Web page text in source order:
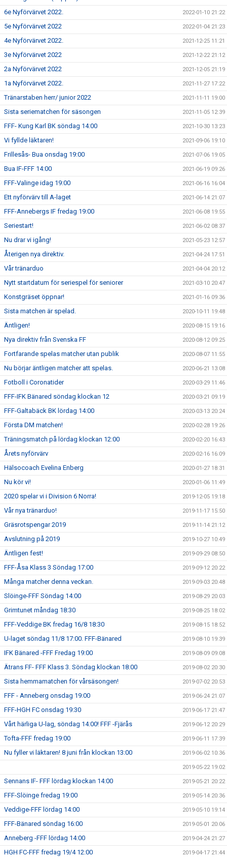
6e Nyförvärvet 2022. 2022-01-10 21:22
5e Nyförvärvet 2022 2022-01-04 21:23
4e Nyförvärvet 2022. 2021-12-25 11:21
3e Nyförvärvet 2022 2021-12-22 21:12
2a Nyförvärvet 2022 2021-12-05 21:19
1a Nyförvärvet 2022. 2021-11-27 17:22
Tränarstaben herr/ junior 2022 2021-11-11 19:00
Sista seriematchen för säsongen 2021-11-05 12:39
FFF- Kung Karl BK söndag 14:00 2021-10-30 13:23
Vi fyllde läktaren! 2021-09-06 19:10
Frillesås- Bua onsdag 19:00 2021-07-06 19:05
Bua IF-FFF 14:00 2021-06-19 09:26
FFF-Valinge idag 19:00 2021-06-16 16:04
Ett nyförvärv till A-laget 2021-06-14 21:07
FFF-Annebergs IF fredag 19:00 2021-06-08 19:55
Seriestart! 2021-06-02 08:37
Nu drar vi igång! 2021-05-23 12:57
Återigen nya direktiv. 2021-04-24 17:51
Vår tränarduo 2021-04-04 20:12
Nytt startdatum för seriespel för seniorer 2021-03-10 20:47
Konstgräset öppnar! 2021-01-16 09:36
Sista matchen är spelad. 2020-10-11 19:48
Äntligen! 2020-08-15 19:16
Nya direktiv från Svenska FF 2020-08-12 09:25
Fortfarande spelas matcher utan publik 2020-08-07 11:55
Nu börjar äntligen matcher att spelas. 2020-06-21 13:08
Fotboll i Coronatider 2020-03-29 11:46
FFF-IFK Bänared söndag klockan 12 2020-03-21 09:19
FFF-Galtabäck BK lördag 14:00 2020-03-13 20:24
Första DM matchen! 2020-02-28 19:26
Träningsmatch på lördag klockan 12:00 2020-02-20 16:43
Årets nyförvärv 2020-02-16 16:09
Hälsocoach Evelina Enberg 2020-01-27 18:31
Nu kör vi! 2020-01-06 11:49
2020 spelar vi i Division 6 Norra! 2019-12-05 19:18
Vår nya tränarduo! 2019-11-17 15:50
Gräsrotspengar 2019 2019-11-14 21:12
Avslutning på 2019 2019-10-27 10:49
Äntligen fest! 2019-09-29 08:50
FFF-Åsa Klass 3 Söndag 17:00 2019-09-12 20:22
Många matcher denna veckan. 2019-09-03 20:48
Slöinge-FFF Söndag 14:00 2019-08-29 20:03
Grimtunet måndag 18:30 2019-08-25 18:02
FFF-Veddige BK fredag 16/8 18:30 2019-08-15 18:52
U-laget söndag 11/8 17:00. FFF-Bänared 2019-08-10 19:39
IFK Bänared -FFF Fredag 19:00 2019-08-09 09:08
Ätrans FF- FFF Klass 3. Söndag klockan 18:00 2019-08-02 20:30
Sista hemmamatchen för vårsäsongen! 2019-07-02 20:53
FFF - Anneberg onsdag 19:00 2019-06-24 21:07
FFF-HGH FC onsdag 19:30 2019-06-17 21:47
Vårt härliga U-lag, söndag 14:00! FFF -Fjärås 2019-06-12 20:29
Tofta-FFF fredag 19:00 2019-06-11 17:39
Nu fyller vi läktaren! 8 juni från klockan 13:00 2019-06-02 10:36
2019-05-22 19:02
Sennans IF- FFF lördag klockan 14:00 2019-05-21 20:22
FFF-Slöinge fredag 19:00 2019-05-14 20:36
Veddige-FFF lördag 14:00 2019-05-10 19:14
FFF-Bänared söndag 16:00 2019-05-01 20:06
Anneberg -FFF lördag 14:00 2019-04-24 21:27
HGH FC-FFF fredag 19/4 12:00 2019-04-17 21:44